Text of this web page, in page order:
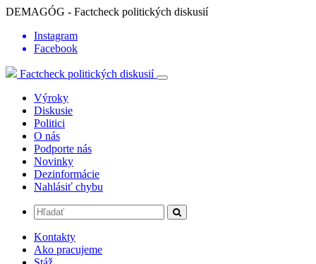
DEMAGÓG - Factcheck politických diskusií
Instagram
Facebook
Factcheck politických diskusií
Výroky
Diskusie
Politici
O nás
Podporte nás
Novinky
Dezinformácie
Nahlásiť chybu
Kontakty
Ako pracujeme